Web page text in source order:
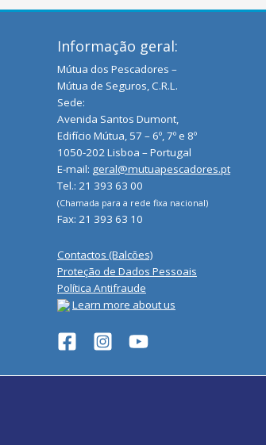
Informação geral:
Mútua dos Pescadores –
Mútua de Seguros, C.R.L.
Sede:
Avenida Santos Dumont,
Edifício Mútua, 57 – 6º, 7º e 8º
1050-202 Lisboa – Portugal
E-mail: geral@mutuapescadores.pt
Tel.: 21 393 63 00
(Chamada para a rede fixa nacional)
Fax: 21 393 63 10
Contactos (Balcões)
Proteção de Dados Pessoais
Política Antifraude
Learn more about us